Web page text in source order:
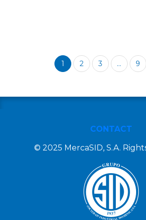
1 2 3 ... 9
CONTACT
© 2025 MercaSID, S.A.